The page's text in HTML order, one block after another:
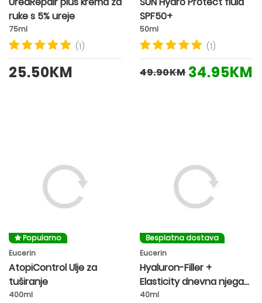
ruke s 5% ureje
75ml
(1)
25.50KM
SPF50+
50ml
(1)
49.90KM 34.95KM
Popularno
Eucerin
AtopiControl Ulje za
tuširanje
400ml
Besplatna dostava
Eucerin
Hyaluron-Filler +
Elasticity dnevna njega
SPF15
40ml